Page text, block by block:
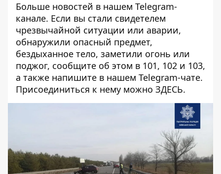
Больше новостей в нашем Telegram-
канале. Если вы стали свидетелем
чрезвычайной ситуации или аварии,
обнаружили опасный предмет,
бездыханное тело, заметили огонь или
поджог, сообщите об этом в 101, 102 и 103,
а также напишите в нашем Telegram-чате.
Присоединиться к нему можно ЗДЕСЬ.